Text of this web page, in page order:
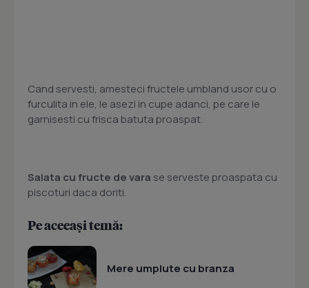
Cand servesti, amesteci fructele umbland usor cu o
furculita in ele, le asezi in cupe adanci, pe care le
garnisesti cu frisca batuta proaspat.
Salata cu fructe de vara se serveste proaspata cu
piscoturi daca doriti.
Pe aceeași temă:
Mere umplute cu branza